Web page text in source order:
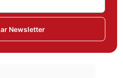
Newsletter